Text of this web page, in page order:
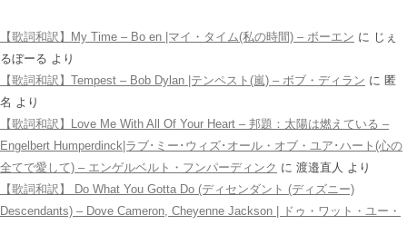
【歌詞和訳】My Time – Bo en |マイ・タイム(私の時間) – ボーエン に じぇ
るぼーる より
【歌詞和訳】Tempest – Bob Dylan |テンペスト(嵐) – ボブ・ディラン に 匿
名 より
【歌詞和訳】Love Me With All Of Your Heart – 邦題：太陽は燃えている –
Engelbert Humperdinck|ラブ･ミー･ウィズ･オール・オブ・ユア･ハート(心の
全てで愛して) – エンゲルベルト・フンパーディンク に 渡邉直人 より
【歌詞和訳】 Do What You Gotta Do (ディセンダント (ディズニー)
Descendants) – Dove Cameron, Cheyenne Jackson | ドゥ・ワット・ユー・